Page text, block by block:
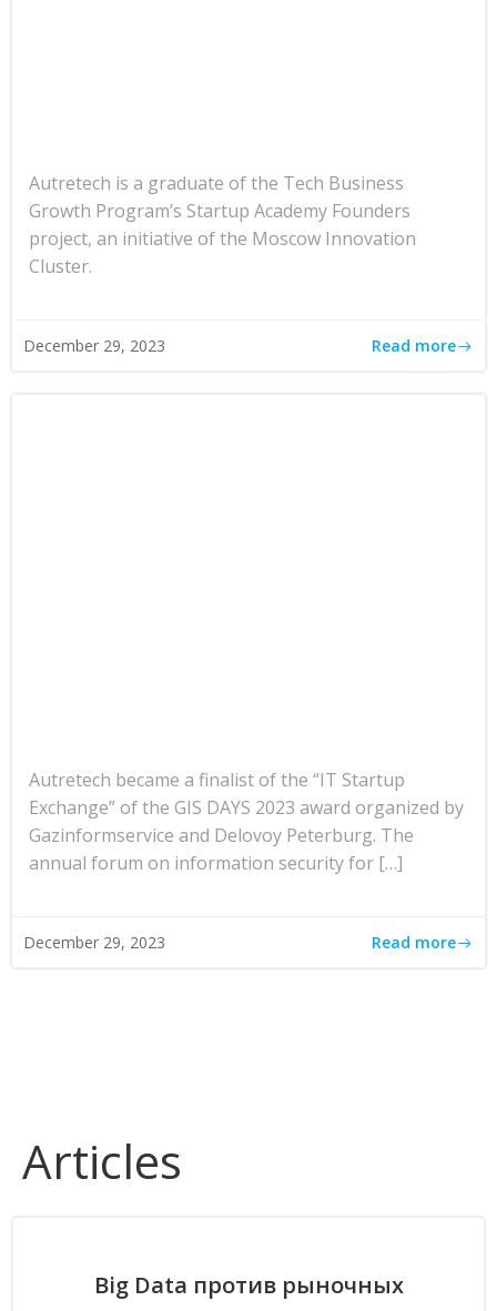
Autretech is a graduate of the Tech Business
Growth Program’s Startup Academy Founders
project, an initiative of the Moscow Innovation
Cluster.
December 29, 2023 Read more
Autretech became a finalist of the “IT Startup
Exchange” of the GIS DAYS 2023 award organized by
Gazinformservice and Delovoy Peterburg. The
annual forum on information security for […]
December 29, 2023 Read more
Articles
Big Data против рыночных